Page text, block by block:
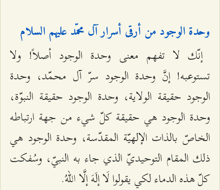
وحدة الوجود من أرقى أسرار آل محمّد عليهم السلام‌
إنّك لا تفهم معنى وحدة الوجود أصلاً! ولا
تستوعبه! إنَّ وحدة الوجود سرّ آل محمّد، وحدة
الوجود حقيقة الولاية، وحدة الوجود حقيقة النبوّة،
وحدة الوجود هي حقيقة كلّ شيء من جهة ارتباطه
الخاصّ بالذات الإلهيّة المقدّسة، وحدة الوجود هي
ذلك المقام التوحيديّ الذي جاء به النبيّ، وسُفكت
كلّ هذه الدماء لكي يقولوا لَا إلَهَ إلَّا اللهُ.